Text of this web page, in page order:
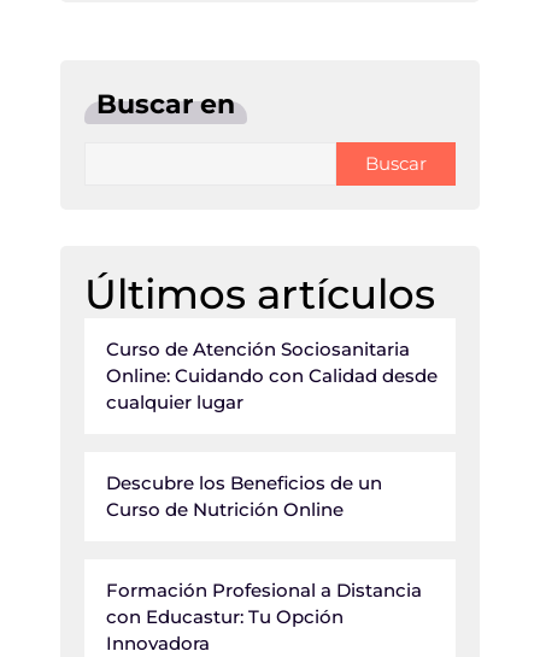
Buscar en
Buscar
Últimos artículos
Curso de Atención Sociosanitaria
Online: Cuidando con Calidad desde
cualquier lugar
Descubre los Beneficios de un
Curso de Nutrición Online
Formación Profesional a Distancia
con Educastur: Tu Opción
Innovadora